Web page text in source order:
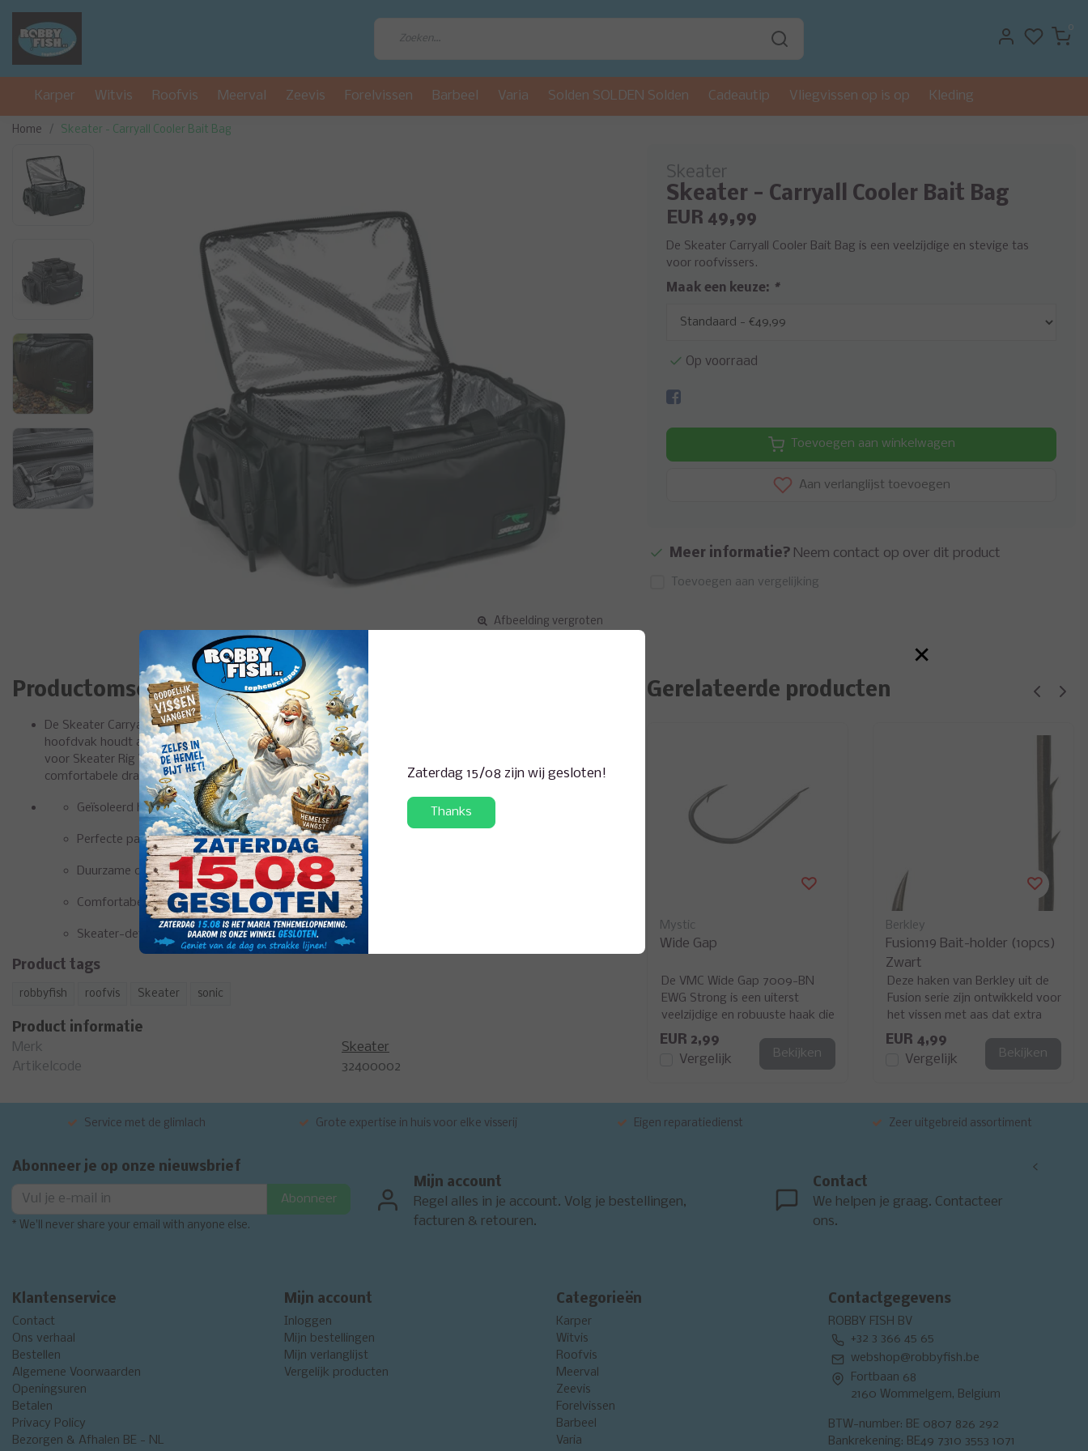
0
Karper Witvis Roofvis Meerval Zeevis Forelvissen Barbeel Varia Solden SOLDEN Solden Cadeautip Vliegvissen op is op Kleding
Home Skeater - Carryall Cooler Bait Bag
Afbeelding vergroten
Skeater
Skeater - Carryall Cooler Bait Bag
EUR 49,99
De Skeater Carryall Cooler Bait Bag is een veelzijdige en stevige tas
voor roofvissers.
Maak een keuze: *
Op voorraad
Toevoegen aan winkelwagen
Aan verlanglijst toevoegen
Meer informatie? Neem contact op over dit product
Toevoegen aan vergelijking
Productomschrijving
De Skeater Carryall Cooler Bait Bag is een veelzijdige en stevige tas voor roofvissers. Het geïsoleerde
hoofdvak houdt aas of eten en drinken op de juiste temperatuur, terwijl de buitenvakken precies passen
voor Skeater Rig Wallets en andere accessoires. Dankzij het duurzame materiaal, de handige details en het
comfortabele draagsysteem is de tas ideaal voor zowel korte als lange sessies.
Geïsoleerd hoofdvak: Houdt aas vers of eten en drinken koel
Perfecte pasvorm voor Rig Wallets: Externe vakken op maat voor Skeater-accessoire wallets
Duurzame constructie: Robuust materiaal
Comfortabel dragen: Dubbele handgrepen en gevoerde, verstelbare schouderriem
Skeater-details: Merkritstrekkers en een slim, functioneel ontwerp
Product tags
robbyfish roofvis Skeater sonic
Product informatie
Merk
Skeater
Artikelcode
32400002
Gerelateerde producten
Berkley
Fusion19 Bait-holder (10pcs)
Fusion serie zijn ontwikkeld voor
Bekijken
Mystic
Wide Gap
De VMC Wide Gap 7009-BN
EWG Strong is een uiterst
veelzijdige en robuuste haak die
speciaal is ontworpen voor
maximale v...
EUR 2,99
Vergelijk
Bekijken
Berkley
Fusion19 Bait-holder (10pcs)
Zwart
Deze haken van Berkley uit de
Fusion serie zijn ontwikkeld voor
het vissen met aas dat extra
goed moet blijven zitten
EUR 4,99
Vergelijk
Bekijken
Service met de glimlach Grote expertise in huis voor elke visserij Eigen reparatiedienst Zeer uitgebreid assortiment
Abonneer je op onze nieuwsbrief
Abonneer
* We'll never share your email with anyone else.
Mijn account
Regel alles in je account. Volg je bestellingen,
facturen & retouren.
Contact
We helpen je graag. Contacteer
ons.
<
Klantenservice
Contact
Ons verhaal
Bestellen
Algemene Voorwaarden
Openingsuren
Betalen
Privacy Policy
Bezorgen & Afhalen BE - NL
Mijn account
Inloggen
Mijn bestellingen
Mijn verlanglijst
Vergelijk producten
Categorieën
Karper
Witvis
Roofvis
Meerval
Zeevis
Forelvissen
Barbeel
Varia
Contactgegevens
ROBBY FISH BV
+32 3 366 45 65
webshop@robbyfish.be
Fortbaan 68
2160 Wommelgem, Belgium
BTW-number: BE 0807 826 292
Bankrekening: BE49 7310 3553 1071
×
Zaterdag 15/08 zijn wij gesloten!
Thanks